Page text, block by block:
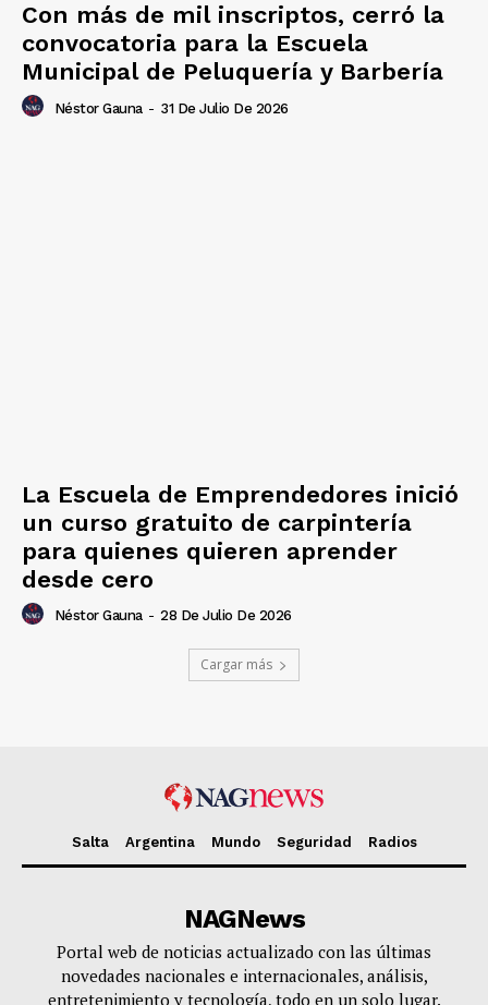
Con más de mil inscriptos, cerró la
convocatoria para la Escuela
Municipal de Peluquería y Barbería
Néstor Gauna - 31 De Julio De 2026
La Escuela de Emprendedores inició
un curso gratuito de carpintería
para quienes quieren aprender
desde cero
Néstor Gauna - 28 De Julio De 2026
Cargar más
Salta Argentina Mundo Seguridad Radios
NAGNews
Portal web de noticias actualizado con las últimas
novedades nacionales e internacionales, análisis,
entretenimiento y tecnología, todo en un solo lugar.